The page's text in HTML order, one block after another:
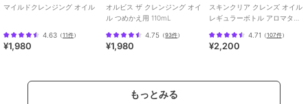
マイルドクレンジング オイル
4.63 （11件）
¥1,980
オルビス ザ クレンジング オイ
ル つめかえ用 110mL
4.75 （93件）
¥1,980
スキンクリア クレンズ オイル
レギュラーボトル アロマタイ
り
4.71 （107件）
¥2,200
もっとみる